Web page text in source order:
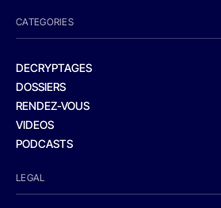
CATEGORIES
DECRYPTAGES
DOSSIERS
RENDEZ-VOUS
VIDEOS
PODCASTS
LEGAL